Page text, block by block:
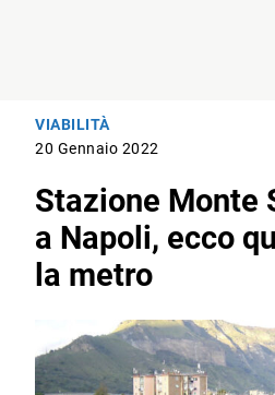
VIABILITÀ
20 Gennaio 2022
Stazione Monte
a Napoli, ecco
la metro